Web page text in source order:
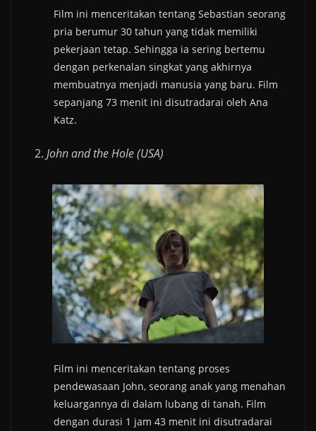
Film ini menceritakan tentang Sebastian seorang
pria berumur 30 tahun yang tidak memiliki
pekerjaan tetap. Sehingga ia sering bertemu
dengan perkenalan singkat yang akhirnya
membuatnya menjadi manusia yang baru. Film
sepanjang 73 menit ini disutradarai oleh Ana
Katz.
John and the Hole (USA)
Film ini menceritakan tentang proses
pendewasaan John, seorang anak yang menahan
keluargannya di dalam lubang di tanah. Film
dengan durasi 1 jam 43 menit ini disutradarai